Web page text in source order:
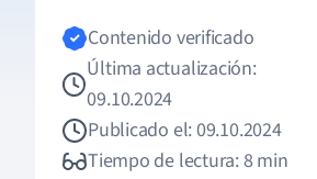
Contenido verificado
Última actualización:
09.10.2024
Publicado el: 09.10.2024
Tiempo de lectura: 8 min